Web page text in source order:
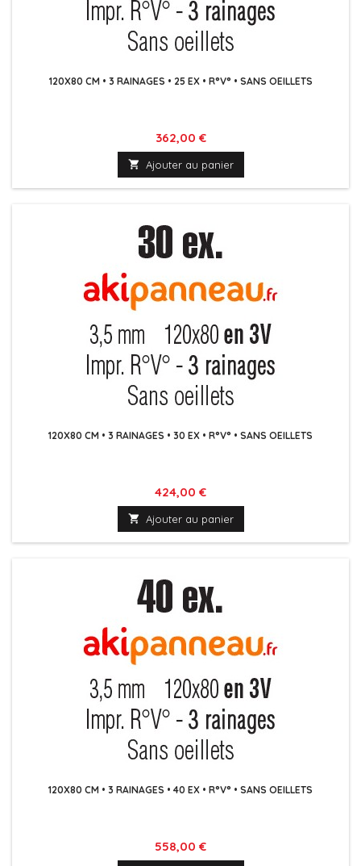
120X80 CM • 3 RAINAGES • 25 EX • R°V° • SANS OEILLETS
Prix
362,00 €
 Ajouter au panier
120X80 CM • 3 RAINAGES • 30 EX • R°V° • SANS OEILLETS
Prix
424,00 €
 Ajouter au panier
120X80 CM • 3 RAINAGES • 40 EX • R°V° • SANS OEILLETS
Prix
558,00 €